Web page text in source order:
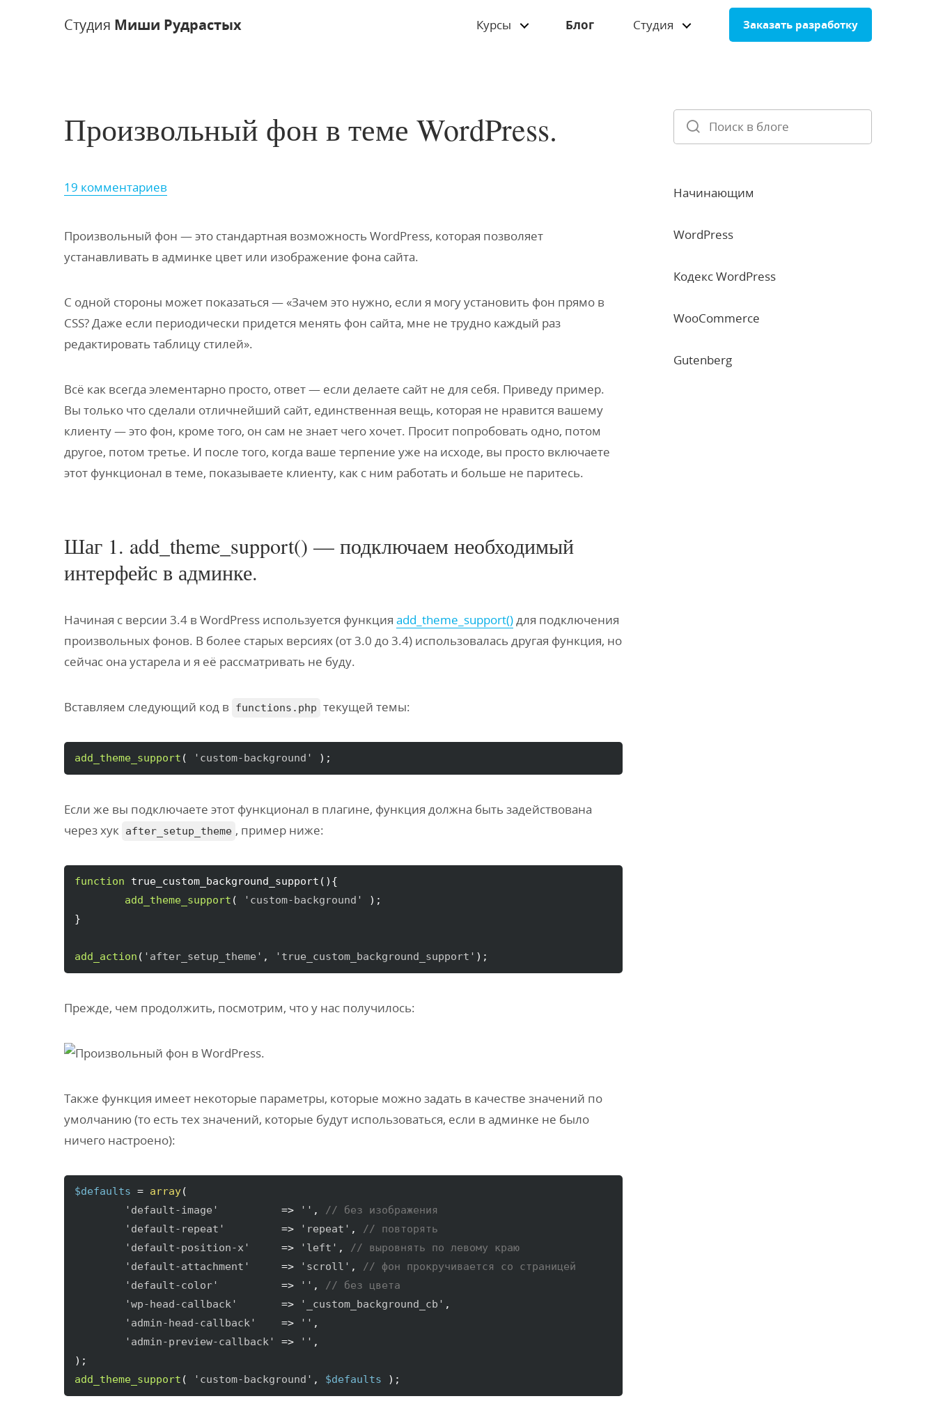
Студия Миши Рудрастых Курсы Блог Студия Заказать разработку
Произвольный фон в теме WordPress.
19 комментариев
Произвольный фон — это стандартная возможность WordPress, которая позволяет
устанавливать в админке цвет или изображение фона сайта.
С одной стороны может показаться — «Зачем это нужно, если я могу установить фон прямо в
CSS? Даже если периодически придется менять фон сайта, мне не трудно каждый раз
редактировать таблицу стилей».
Всё как всегда элементарно просто, ответ — если делаете сайт не для себя. Приведу пример.
Вы только что сделали отличнейший сайт, единственная вещь, которая не нравится вашему
клиенту — это фон, кроме того, он сам не знает чего хочет. Просит попробовать одно, потом
другое, потом третье. И после того, когда ваше терпение уже на исходе, вы просто включаете
этот функционал в теме, показываете клиенту, как с ним работать и больше не паритесь.
Шаг 1. add_theme_support() — подключаем необходимый
интерфейс в админке.
Начиная с версии 3.4 в WordPress используется функция add_theme_support()для подключения
произвольных фонов. В более старых версиях (от 3.0 до 3.4) использовалась другая функция, но
сейчас она устарела и я её рассматривать не буду.
Вставляем следующий код в functions.php текущей темы:
add_theme_support ( 'custom-background' ) ;
Если же вы подключаете этот функционал в плагине, функция должна быть задействована
через хук after_setup_theme , пример ниже:
function true_custom_background_support ( ) {
add_theme_support ( 'custom-background' )
}
add_action ( 'after_setup_theme' , 'true_custom_background_support' ) ;
Прежде, чем продолжить, посмотрим, что у нас получилось:
Также функция имеет некоторые параметры, которые можно задать в качестве значений по
умолчанию (то есть тех значений, которые будут использоваться, если в админке не было
ничего настроено):
$defaults = array(
'default-image'
          =>
'' , // без изображения
'default-repeat'
         =>
'repeat' , // повторять
'default-position-x'
     =>
'left' , // выровнять по левому краю
'default-attachment'
     =>
'scroll' , // фон прокручивается со страницей
'default-color'
          =>
'' , // без цвета
'wp-head-callback'
       =>
'_custom_background_cb' ,
'admin-head-callback'
    =>
'' ,
'admin-preview-callback'
=> ''
)
add_theme_support ( 'custom-background' , $defaults ) ;
Начинающим
WordPress
Кодекс WordPress
WooCommerce
Gutenberg